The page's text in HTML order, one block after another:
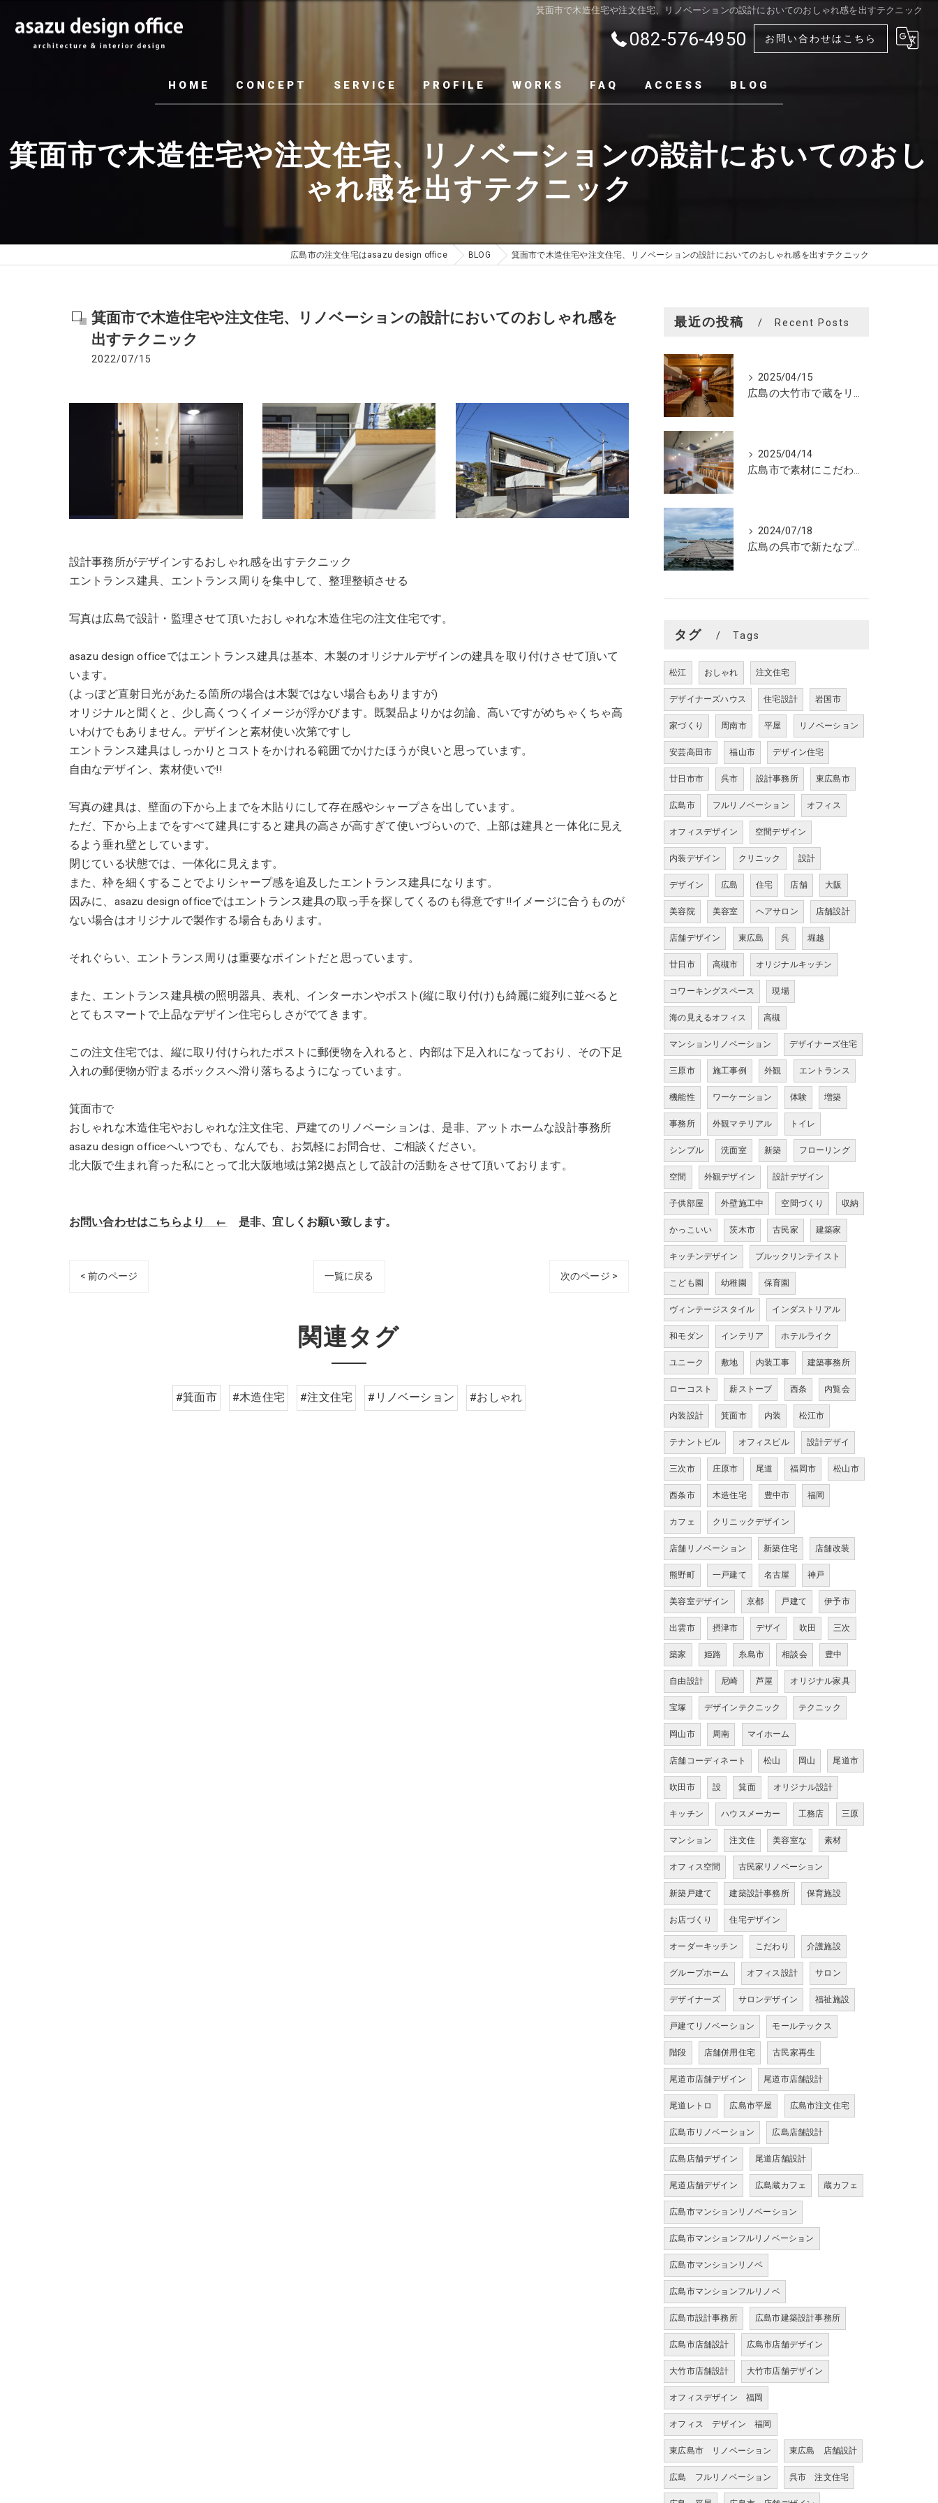
箕面市で木造住宅や注文住宅、リノベーションの設計においてのおしゃれ感を出すテクニック
082-576-4950 お問い合わせはこちら
HOME CONCEPT SERVICE PROFILE WORKS FAQ ACCESS BLOG
箕面市で木造住宅や注文住宅、リノベーションの設計においてのおし
ゃれ感を出すテクニック
広島市の注文住宅はasazu design office BLOG 箕面市で木造住宅や注文住宅、リノベーションの設計においてのおしゃれ感を出すテクニック
箕面市で木造住宅や注文住宅、リノベーションの設計においてのおしゃれ感を
出すテクニック
2022/07/15
設計事務所がデザインするおしゃれ感を出すテクニック
エントランス建具、エントランス周りを集中して、整理整頓させる
写真は広島で設計・監理させて頂いたおしゃれな木造住宅の注文住宅です。
asazu design officeではエントランス建具は基本、木製のオリジナルデザインの建具を取り付けさせて頂いて
います。
(よっぽど直射日光があたる箇所の場合は木製ではない場合もありますが)
オリジナルと聞くと、少し高くつくイメージが浮かびます。既製品よりかは勿論、高いですがめちゃくちゃ高
いわけでもありません。デザインと素材使い次第ですし
エントランス建具はしっかりとコストをかけれる範囲でかけたほうが良いと思っています。
自由なデザイン、素材使いで!!
写真の建具は、壁面の下から上までを木貼りにして存在感やシャープさを出しています。
ただ、下から上までをすべて建具にすると建具の高さが高すぎて使いづらいので、上部は建具と一体化に見え
るよう垂れ壁としています。
閉じている状態では、一体化に見えます。
また、枠を細くすることでよりシャープ感を追及したエントランス建具になります。
因みに、asazu design officeではエントランス建具の取っ手を探してくるのも得意です!!イメージに合うものが
ない場合はオリジナルで製作する場合もあります。
それぐらい、エントランス周りは重要なポイントだと思っています。
また、エントランス建具横の照明器具、表札、インターホンやポスト(縦に取り付け)も綺麗に縦列に並べると
とてもスマートで上品なデザイン住宅らしさがでてきます。
この注文住宅では、縦に取り付けられたポストに郵便物を入れると、内部は下足入れになっており、その下足
入れの郵便物が貯まるボックスへ滑り落ちるようになっています。
箕面市で
おしゃれな木造住宅やおしゃれな注文住宅、戸建てのリノベーションは、是非、アットホームな設計事務所
asazu design officeへいつでも、なんでも、お気軽にお問合せ、ご相談ください。
北大阪で生まれ育った私にとって北大阪地域は第2拠点として設計の活動をさせて頂いております。
お問い合わせはこちらより ← 是非、宜しくお願い致します。
< 前のページ 一覧に戻る 次のページ >
関連タグ
#箕面市 #木造住宅 #注文住宅 #リノベーション #おしゃれ
最近の投稿 Recent Posts
2025/04/15
広島の大竹市で蔵をリノベーションしたカフェの設計。店舗設計、店舗デザインはasazu design office
2025/04/14
広島市で素材にこだわった魅力的なおにぎり屋さんの設計。店舗設計、店舗デザインはasazu design office
2024/07/18
広島の呉市で新たなプロジェクトの現調
タグ Tags
松江 おしゃれ 注文住宅
デザイナーズハウス 住宅設計 岩国市
家づくり 周南市 平屋 リノベーション
安芸高田市 福山市 デザイン住宅
廿日市市 呉市 設計事務所 東広島市
広島市 フルリノベーション オフィス
オフィスデザイン 空間デザイン
内装デザイン クリニック 設計
デザイン 広島 住宅 店舗 大阪
美容院 美容室 ヘアサロン 店舗設計
店舗デザイン 東広島 呉 堀越
廿日市 高槻市 オリジナルキッチン
コワーキングスペース 現場
海の見えるオフィス 高槻
マンションリノベーション デザイナーズ住宅
三原市 施工事例 外観 エントランス
機能性 ワーケーション 体験 増築
事務所 外観マテリアル トイレ
シンプル 洗面室 新築 フローリング
空間 外観デザイン 設計デザイン
子供部屋 外壁施工中 空間づくり 収納
かっこいい 茨木市 古民家 建築家
キッチンデザイン ブルックリンテイスト
こども園 幼稚園 保育園
ヴィンテージスタイル インダストリアル
和モダン インテリア ホテルライク
ユニーク 敷地 内装工事 建築事務所
ローコスト 薪ストーブ 西条 内覧会
内装設計 箕面市 内装 松江市
テナントビル オフィスビル 設計デザイ
三次市 庄原市 尾道 福岡市 松山市
西条市 木造住宅 豊中市 福岡
カフェ クリニックデザイン
店舗リノベーション 新築住宅 店舗改装
熊野町 一戸建て 名古屋 神戸
美容室デザイン 京都 戸建て 伊予市
出雲市 摂津市 デザイ 吹田 三次
築家 姫路 糸島市 相談会 豊中
自由設計 尼崎 芦屋 オリジナル家具
宝塚 デザインテクニック テクニック
岡山市 周南 マイホーム
店舗コーディネート 松山 岡山 尾道市
吹田市 設 箕面 オリジナル設計
キッチン ハウスメーカー 工務店 三原
マンション 注文住 美容室な 素材
オフィス空間 古民家リノベーション
新築戸建て 建築設計事務所 保育施設
お店づくり 住宅デザイン
オーダーキッチン こだわり 介護施設
グループホーム オフィス設計 サロン
デザイナーズ サロンデザイン 福祉施設
戸建てリノベーション モールテックス
階段 店舗併用住宅 古民家再生
尾道市店舗デザイン 尾道市店舗設計
尾道レトロ 広島市平屋 広島市注文住宅
広島市リノベーション 広島店舗設計
広島店舗デザイン 尾道店舗設計
尾道店舗デザイン 広島蔵カフェ 蔵カフェ
広島市マンションリノベーション
広島市マンションフルリノベーション
広島市マンションリノベ
広島市マンションフルリノベ
広島市設計事務所 広島市建築設計事務所
広島市店舗設計 広島市店舗デザイン
大竹市店舗設計 大竹市店舗デザイン
オフィスデザイン 福岡
オフィス デザイン 福岡
東広島市 リノベーション 東広島 店舗設計
広島 フルリノベーション 呉市 注文住宅